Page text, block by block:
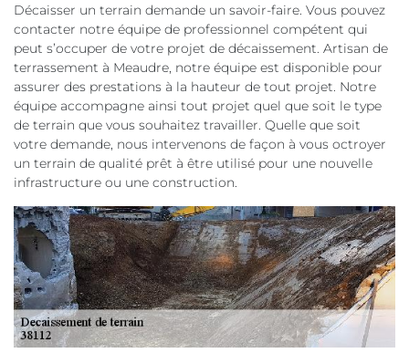
Décaisser un terrain demande un savoir-faire. Vous pouvez
contacter notre équipe de professionnel compétent qui
peut s’occuper de votre projet de décaissement. Artisan de
terrassement à Meaudre, notre équipe est disponible pour
assurer des prestations à la hauteur de tout projet. Notre
équipe accompagne ainsi tout projet quel que soit le type
de terrain que vous souhaitez travailler. Quelle que soit
votre demande, nous intervenons de façon à vous octroyer
un terrain de qualité prêt à être utilisé pour une nouvelle
infrastructure ou une construction.